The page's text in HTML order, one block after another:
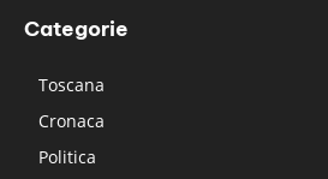
Categorie
Toscana
Cronaca
Politica